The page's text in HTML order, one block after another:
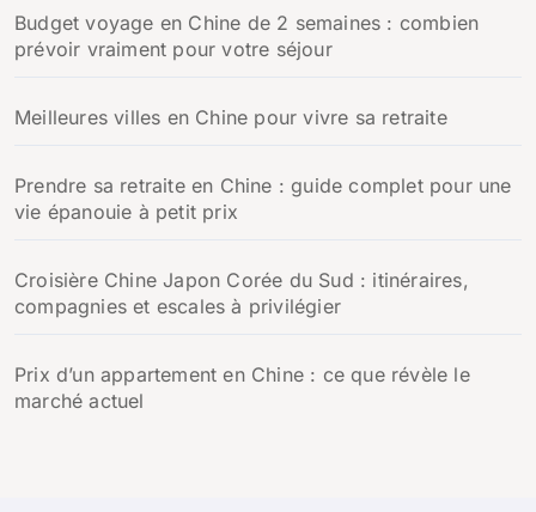
Budget voyage en Chine de 2 semaines : combien
prévoir vraiment pour votre séjour
Meilleures villes en Chine pour vivre sa retraite
Prendre sa retraite en Chine : guide complet pour une
vie épanouie à petit prix
Croisière Chine Japon Corée du Sud : itinéraires,
compagnies et escales à privilégier
Prix d’un appartement en Chine : ce que révèle le
marché actuel